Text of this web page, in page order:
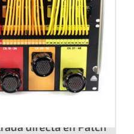
directa en Patch